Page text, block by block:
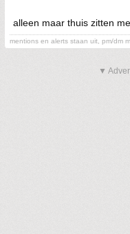
alleen maar thuis zitten
mentions en alerts staan uit, pm/dm
▼